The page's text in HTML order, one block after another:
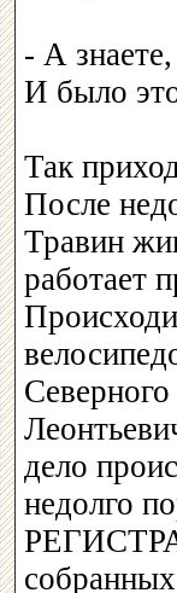
- А
И было
Так
После
Травин
работает
дело
недолго